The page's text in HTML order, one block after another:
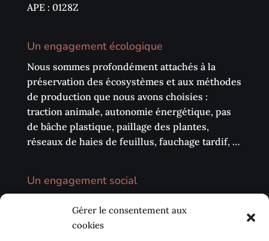
Gérer le consentement aux
cookies
APE : 0128Z
Un engagement écologique
Nous sommes profondément attachés à la
préservation des écosystèmes et aux méthodes
de production que nous avons choisies :
traction animale, autonomie énergétique, pas
de bâche plastique, paillage des plantes,
réseaux de haies de feuillus, fauchage tardif, …
Un engagement social
marchés, les circuits courts (AMAP, …) et notre
environnement local. Nous avons également à